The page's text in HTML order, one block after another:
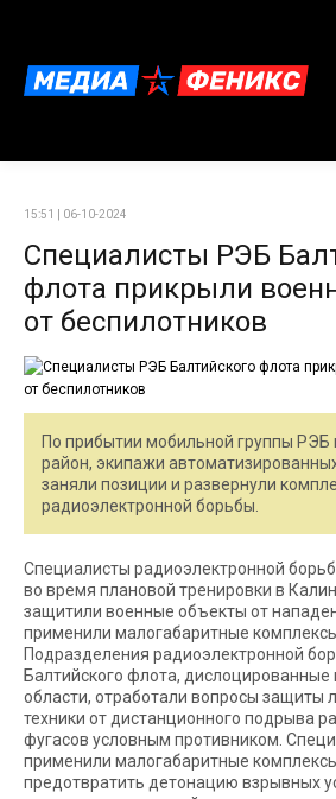
15:51 | 06-10-2024
Специалисты РЭБ
флота прикрыли
от беспилотников
По прибытии мобильной группы РЭБ
район, экипажи
заняли позиции и развернули
радиоэлектронной борьбы.
Специалисты радиоэлектронной
во время плановой тренировки в
защитили военные объекты от
применили малогабаритные
Подразделения радиоэлектронной
Балтийского флота, дислоцированные
области, отработали вопросы защиты
техники от дистанционного подрыва
фугасов условным противником.
применили малогабаритные
предотвратить детонацию взрывных